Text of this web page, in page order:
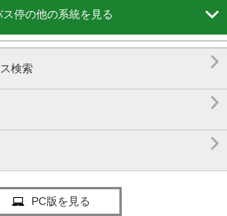
ス停の他の系統を見る 
検索 


PC版を見る